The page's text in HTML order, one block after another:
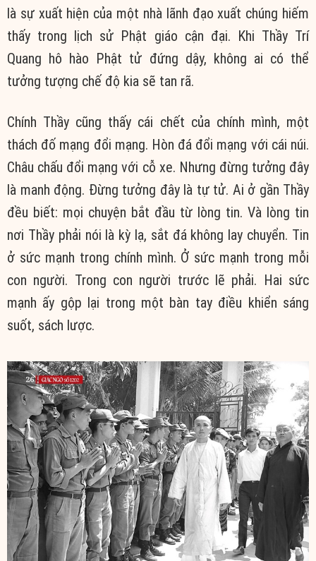
là sự xuất hiện của một nhà lãnh đạo xuất chúng hiếm
thấy trong lịch sử Phật giáo cận đại. Khi Thầy Trí
Quang hô hào Phật tử đứng dậy, không ai có thể
tưởng tượng chế độ kia sẽ tan rã.
Chính Thầy cũng thấy cái chết của chính mình, một
thách đố mạng đổi mạng. Hòn đá đổi mạng với cái núi.
Châu chấu đổi mạng với cỗ xe. Nhưng đừng tưởng đây
là manh động. Đừng tưởng đây là tự tử. Ai ở gần Thầy
đều biết: mọi chuyện bắt đầu từ lòng tin. Và lòng tin
nơi Thầy phải nói là kỳ lạ, sắt đá không lay chuyển. Tin
ở sức mạnh trong chính mình. Ở sức mạnh trong mỗi
con người. Trong con người trước lẽ phải. Hai sức
mạnh ấy gộp lại trong một bàn tay điều khiển sáng
suốt, sách lược.